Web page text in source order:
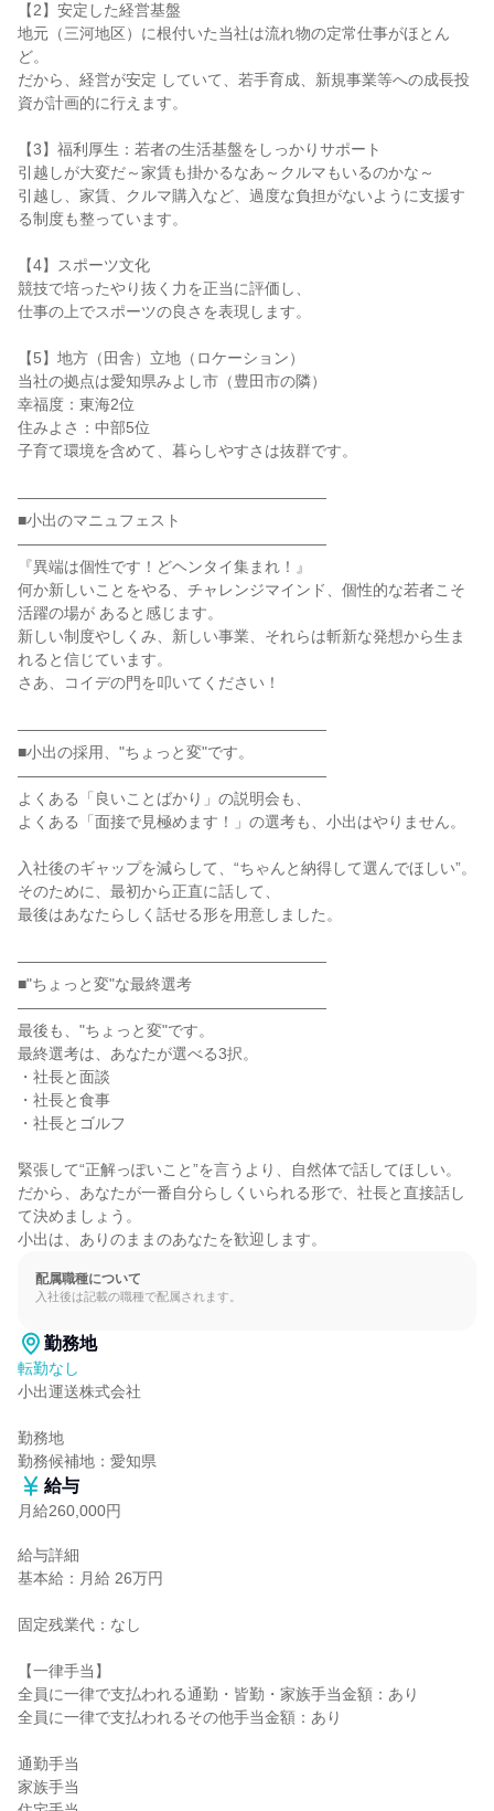
【2】安定した経営基盤
地元（三河地区）に根付いた当社は流れ物の定常仕事がほとん
ど。
だから、経営が安定 していて、若手育成、新規事業等への成長投
資が計画的に行えます。
【3】福利厚生：若者の生活基盤をしっかりサポート
引越しが大変だ～家賃も掛かるなあ～クルマもいるのかな～
引越し、家賃、クルマ購入など、過度な負担がないように支援す
る制度も整っています。
【4】スポーツ文化
競技で培ったやり抜く力を正当に評価し、
仕事の上でスポーツの良さを表現します。
【5】地方（田舎）立地（ロケーション）
当社の拠点は愛知県みよし市（豊田市の隣）
幸福度：東海2位
住みよさ：中部5位
子育て環境を含めて、暮らしやすさは抜群です。
――――――――――――――――――――
■小出のマニュフェスト
――――――――――――――――――――
『異端は個性です！どヘンタイ集まれ！』
何か新しいことをやる、チャレンジマインド、個性的な若者こそ
活躍の場が あると感じます。
新しい制度やしくみ、新しい事業、それらは斬新な発想から生ま
れると信じています。
さあ、コイデの門を叩いてください！
――――――――――――――――――――
■小出の採用、"ちょっと変"です。
――――――――――――――――――――
よくある「良いことばかり」の説明会も、
よくある「面接で見極めます！」の選考も、小出はやりません。
入社後のギャップを減らして、“ちゃんと納得して選んでほしい”。
そのために、最初から正直に話して、
最後はあなたらしく話せる形を用意しました。
――――――――――――――――――――
■"ちょっと変"な最終選考
――――――――――――――――――――
最後も、"ちょっと変"です。
最終選考は、あなたが選べる3択。
・社長と面談
・社長と食事
・社長とゴルフ
緊張して“正解っぽいこと”を言うより、自然体で話してほしい。
だから、あなたが一番自分らしくいられる形で、社長と直接話し
て決めましょう。
小出は、ありのままのあなたを歓迎します。
配属職種について
入社後は記載の職種で配属されます。
勤務地
転勤なし
小出運送株式会社
勤務地
勤務候補地：愛知県
給与
月給260,000円
給与詳細
基本給：月給 26万円
固定残業代：なし
【一律手当】
全員に一律で支払われる通勤・皆勤・家族手当金額：あり
全員に一律で支払われるその他手当金額：あり
通勤手当
家族手当